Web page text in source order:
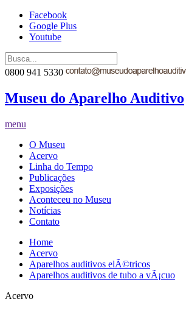
Facebook
Google Plus
Youtube
0800 941 5330
Museu do Aparelho Auditivo
menu
O Museu
Acervo
Linha do Tempo
Publicações
Exposições
Aconteceu no Museu
Notícias
Contato
Home
Acervo
Aparelhos auditivos elÃ©tricos
Aparelhos auditivos de tubo a vÃ¡cuo
Acervo